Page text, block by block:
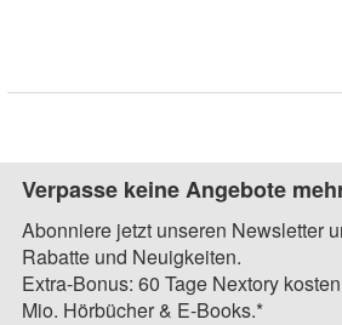
Verpasse keine Angebote
Abonniere jetzt unseren Newsletter
Rabatte und Neuigkeiten.
Extra-Bonus: 60 Tage Nextory
Mio. Hörbücher & E-Books.*